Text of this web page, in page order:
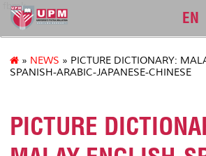
fbmk
EN
» NEWS » PICTURE DICTIONARY:
SPANISH-ARABIC-JAPANESE-CHINESE
PICTURE